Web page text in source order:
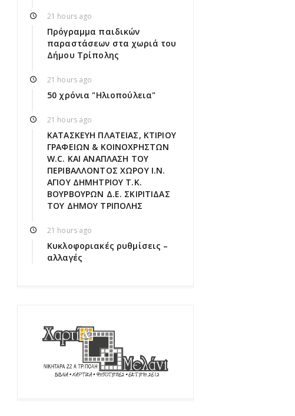
21 hours ago
Πρόγραμμα παιδικών
παραστάσεων στα χωριά του
Δήμου Τρίπολης
21 hours ago
50 χρόνια "Ηλιοπούλεια"
21 hours ago
ΚΑΤΑΣΚΕΥΗ ΠΛΑΤΕΙΑΣ, ΚΤΙΡΙΟΥ
ΓΡΑΦΕΙΩΝ & ΚΟΙΝΟΧΡΗΣΤΩΝ
W.C. ΚΑΙ ΑΝΑΠΛΑΣΗ ΤΟΥ
ΠΕΡΙΒΑΛΛΟΝΤΟΣ ΧΩΡΟΥ Ι.Ν.
ΑΓΙΟΥ ΔΗΜΗΤΡΙΟΥ Τ.Κ.
ΒΟΥΡΒΟΥΡΩΝ Δ.Ε. ΣΚΙΡΙΤΙΔΑΣ
ΤΟΥ ΔΗΜΟΥ ΤΡΙΠΟΛΗΣ
21 hours ago
Κυκλοφοριακές ρυθμίσεις –
αλλαγές